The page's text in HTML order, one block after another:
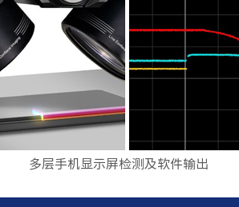
多层手机显示屏检测及软件输出